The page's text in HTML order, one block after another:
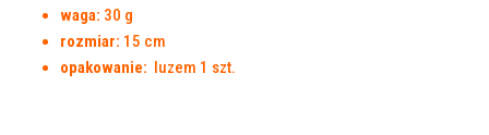
waga: 30 g
rozmiar: 15 cm
opakowanie: luzem 1 szt.